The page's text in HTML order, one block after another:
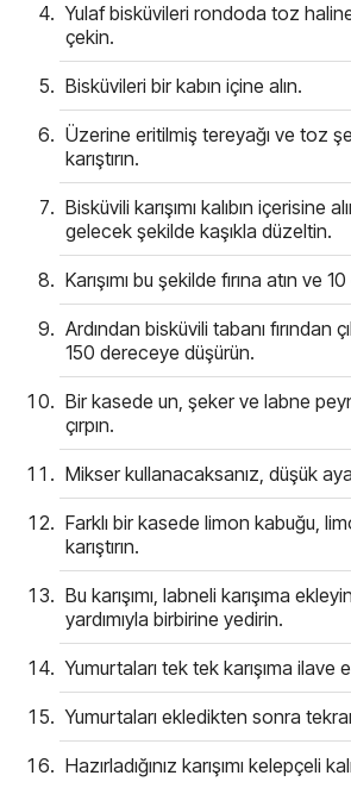
Yulaf bisküvileri rondoda toz
çekin.
Bisküvileri bir kabın içine alın.
Üzerine eritilmiş tereyağı ve toz
karıştırın.
Bisküvili karışımı kalıbın içerisine
gelecek şekilde kaşıkla düzeltin.
Karışımı bu şekilde fırına atın ve
Ardından bisküvili tabanı fırından
150 dereceye düşürün.
Bir kasede un, şeker ve labne
çırpın.
Mikser kullanacaksanız, düşük
Farklı bir kasede limon kabuğu,
karıştırın.
Bu karışımı, labneli karışıma
yardımıyla birbirine yedirin.
Yumurtaları tek tek karışıma ilave
Yumurtaları ekledikten sonra
Hazırladığınız karışımı kelepçeli